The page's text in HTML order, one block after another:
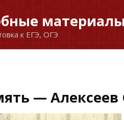
материалы
к ЕГЭ, ОГЭ
— Алексеев